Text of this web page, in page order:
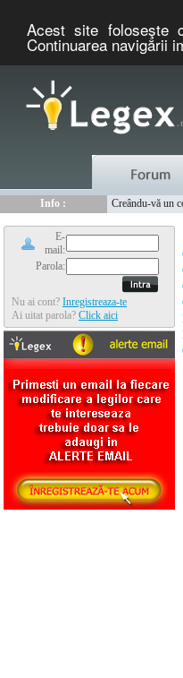
Acest site foloseşte
Continuarea navigării
Info :
Creându-vă un
E-
mail:
Parola:
Nu ai cont? Inregistreaza-te
Ai uitat parola? Click aici